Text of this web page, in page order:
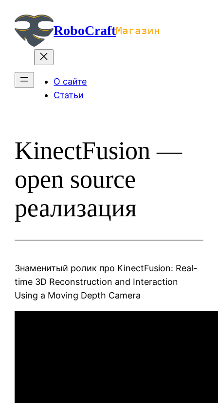
содержимомуRoboCraftМагазин
О сайте
Статьи
KinectFusion —
open source
реализация
Знаменитый ролик про KinectFusion: Real-
time 3D Reconstruction and Interaction
Using a Moving Depth Camera